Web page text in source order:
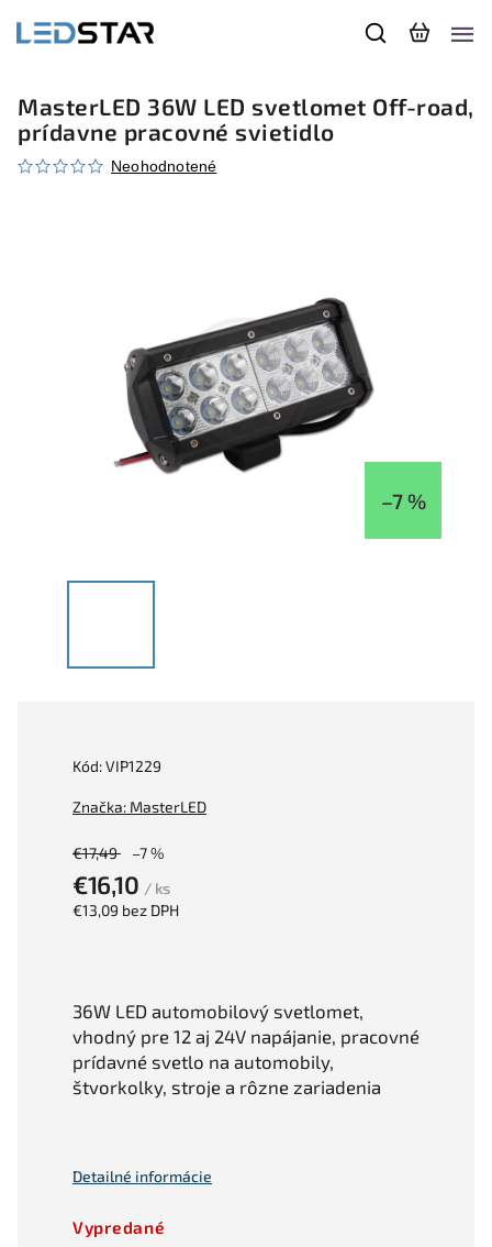
MasterLED 36W LED svetlomet Off-road,
prídavne pracovné svietidlo
Neohodnotené
–7 %
Kód:VIP1229
Značka: MasterLED
€17,49 –7 %
€16,10 / ks
€13,09 bez DPH
Vypredané
36W LED automobilový svetlomet,
vhodný pre 12 aj 24V napájanie, pracovné
prídavné svetlo na automobily,
štvorkolky, stroje a rôzne zariadenia
Detailné informácie